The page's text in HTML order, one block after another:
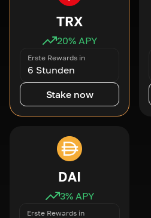
TRX
20% APY
Erste Rewards in
6 Stunden
Stake now
DAI
3% APY
Erste Rewards in